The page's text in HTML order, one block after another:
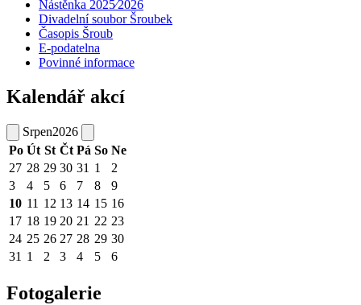
Nástěnka 2025⁄2026
Divadelní soubor Šroubek
Časopis Šroub
E-podatelna
Povinné informace
Kalendář akcí
Srpen2026
Po Út St Čt Pá So Ne
27 28 29 30 31 1
2
3
4 5 6 7 8
9
10 11 12 13 14 15 16
17 18 19 20 21 22 23
24 25 26 27 28 29 30
31 1 2 3 4 5 6
Fotogalerie